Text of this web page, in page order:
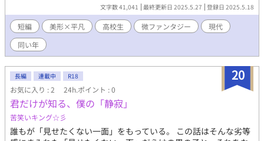
文字数 41,041 最終更新日 2025.5.27 登録日 2025.5.18
短編 美形×平凡 高校生 微ファンタジー
現代
同い年
20
長編 連載中 R18
お気に入り : 2 24h.ポイント : 0
君だけが知る、僕の「静寂」
苦笑いキング☆彡
誰もが「見せたくない一面」をもっている。 この話はそんな劣等